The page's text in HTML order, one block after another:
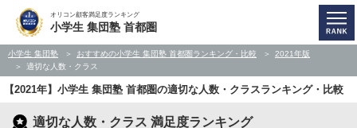
オリコン顧客満足度ランキング
小学生 集団塾 首都圏
小学生 集団塾 おすすめの小学生 集団塾 首都圏ランキング・比較
2021年版
適切な人数・クラス
【2021年】小学生 集団塾 首都圏の適切な人数・クラスランキング・比較
適切な人数・クラス 満足度ランキング